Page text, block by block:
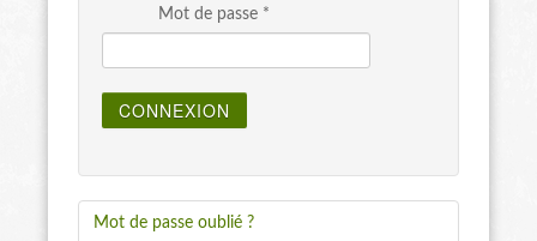
Mot de passe *
CONNEXION
Mot de passe oublié ?